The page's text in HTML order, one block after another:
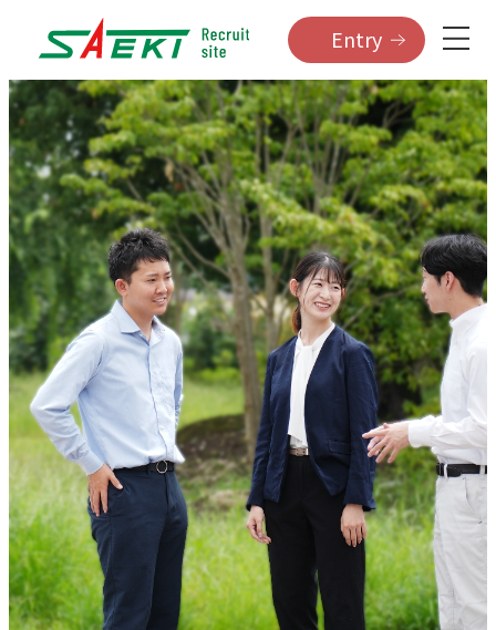
Entry
Message
SAEKIの想い
Concept
キニナルヒト
Top message
代表挨拶
Recruit message
採用担当挨拶
Company
SAEKIの樹
Tree
根・幹・実
Strength
私たちの強み
Future
私たちの未来
People Environment